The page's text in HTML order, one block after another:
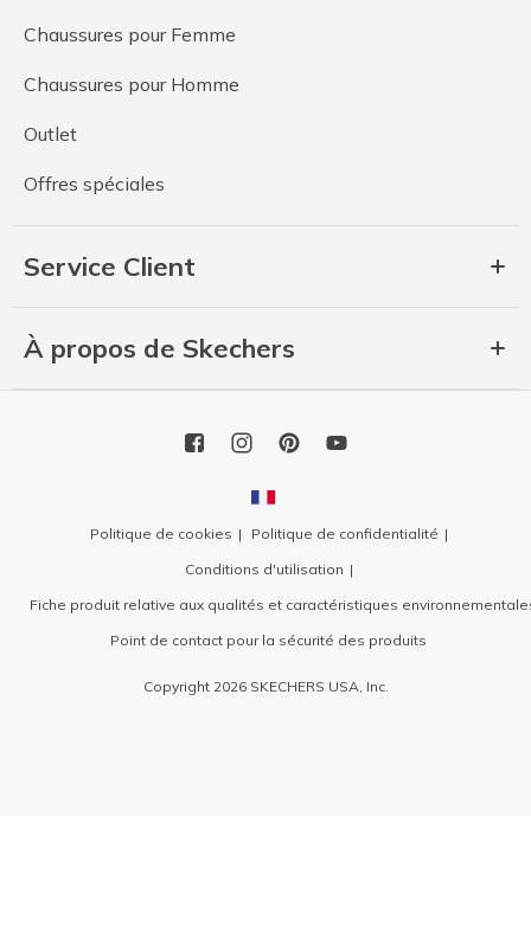
Chaussures pour Femme
Chaussures pour Homme
Outlet
Offres spéciales
Service Client
À propos de Skechers
Politique de cookies
Politique de confidentialité
Conditions d'utilisation
Fiche produit relative aux qualités et caractéristiques
Point de contact pour la sécurité des produits
Copyright 2026 SKECHERS USA, Inc.